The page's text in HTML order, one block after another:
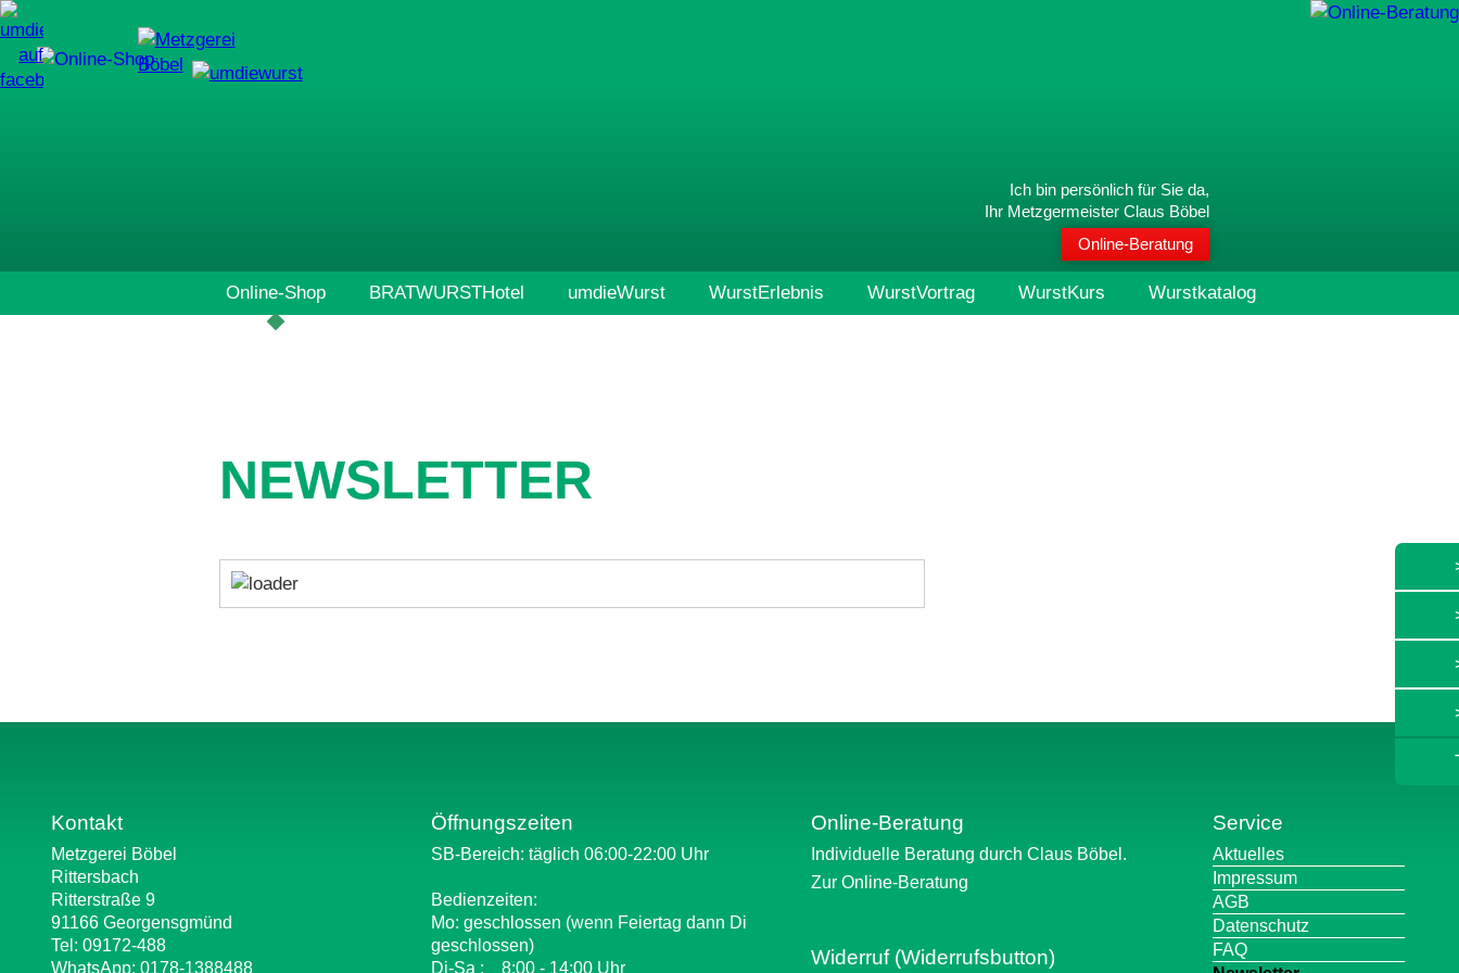
Ich bin persönlich für Sie da,
Ihr Metzgermeister Claus Böbel
Online-Beratung
Online-Shop BRATWURSTHotel umdieWurst WurstErlebnis WurstVortrag WurstKurs Wurstkatalog
NEWSLETTER
Kontakt
Metzgerei Böbel
Rittersbach
Ritterstraße 9
91166 Georgensgmünd
Tel: 09172-488
WhatsApp: 0178-1388488
Öffnungszeiten
SB-Bereich: täglich 06:00-22:00 Uhr
Bedienzeiten:
Mo: geschlossen (wenn Feiertag dann Di
geschlossen)
Di-Sa : 8:00 - 14:00 Uhr
Online-Beratung
Individuelle Beratung durch Claus Böbel.
Zur Online-Beratung
Widerruf (Widerrufsbutton)
Service
Navigation
überspringen
Aktuelles
Impressum
AGB
Datenschutz
FAQ